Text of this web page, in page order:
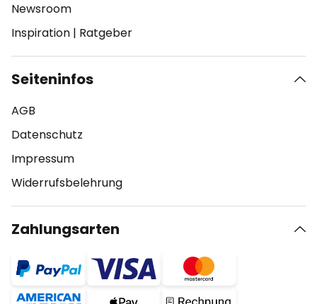
Newsroom
Inspiration | Ratgeber
Seiteninfos
AGB
Datenschutz
Impressum
Widerrufsbelehrung
Zahlungsarten